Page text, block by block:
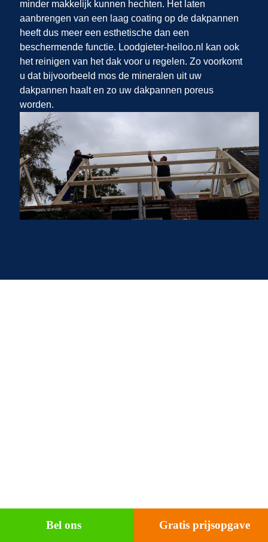
minder makkelijk kunnen hechten. Het laten
aanbrengen van een laag coating op de dakpannen
heeft dus meer een esthetische dan een
beschermende functie. Loodgieter-heiloo.nl kan ook
het reinigen van het dak voor u regelen. Zo voorkomt
u dat bijvoorbeeld mos de mineralen uit uw
dakpannen haalt en zo uw dakpannen poreus
worden.
Bel ons Gratis prijsopgave